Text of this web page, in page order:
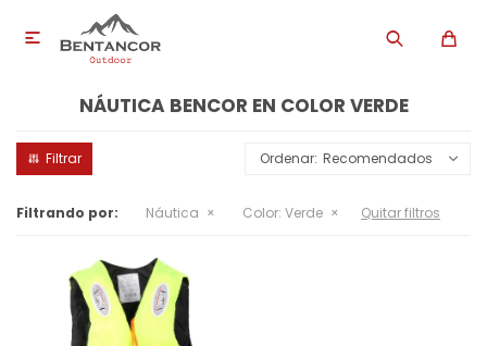

NÁUTICA BENCOR EN COLOR VERDE
Recomendados
Filtrando por: Náutica Color: Verde Quitar filtros